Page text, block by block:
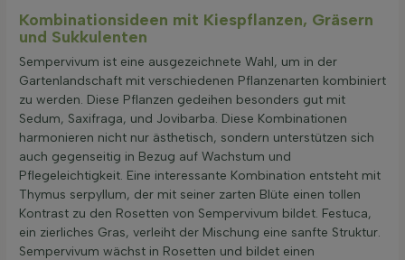
Kombinationsideen mit Kiespflanzen, Gräsern
und Sukkulenten
Sempervivum ist eine ausgezeichnete Wahl, um in der
Gartenlandschaft mit verschiedenen Pflanzenarten kombiniert
zu werden. Diese Pflanzen gedeihen besonders gut mit
Sedum, Saxifraga, und Jovibarba. Diese Kombinationen
harmonieren nicht nur ästhetisch, sondern unterstützen sich
auch gegenseitig in Bezug auf Wachstum und
Pflegeleichtigkeit. Eine interessante Kombination entsteht mit
Thymus serpyllum, der mit seiner zarten Blüte einen tollen
Kontrast zu den Rosetten von Sempervivum bildet. Festuca,
ein zierliches Gras, verleiht der Mischung eine sanfte Struktur.
Sempervivum wächst in Rosetten und bildet einen